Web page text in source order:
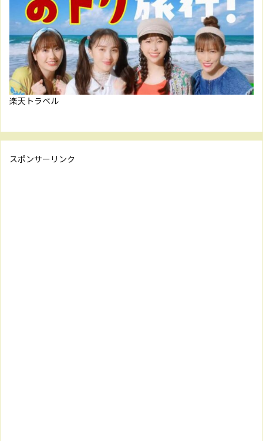
楽天トラベル
スポンサーリンク